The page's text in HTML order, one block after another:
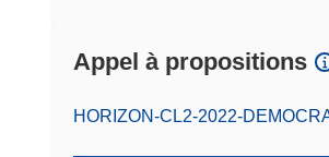
Appel à propositions
(s’ouvre dans une nouvelle
HORIZON-CL2-2022-